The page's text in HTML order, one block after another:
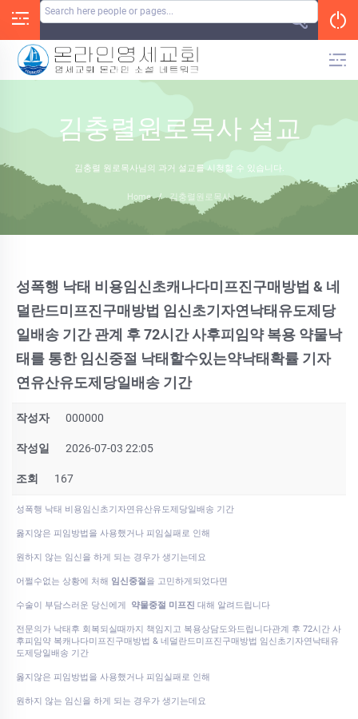
김충렬원로목사 설교
김충렬 원로목사님의 과거 설교를 시청할 수 있습니다.
Home / 김충렬원로목사
성폭행 낙태 비용임신초캐나다미프진구매방법 & 네
덜란드미프진구매방법 임신초기자연낙태유도제당
일배송 기간 관계 후 72시간 사후피임약 복용 약물낙
태를 통한 임신중절 낙태할수있는약낙태확률 기자
연유산유도제당일배송 기간
작성자 000000
작성일 2026-07-03 22:05
조회 167
성폭행 낙태 비용임신초기자연유산유도제당일배송 기간
옳지않은 피임방법을 사용했거나 피임실패로 인해
원하지 않는 임신을 하게 되는 경우가 생기는데요
어쩔수없는 상황에 처해 임신중절을 고민하게되었다면
수술이 부담스러운 당신에게 약물중절 미프진 대해 알려드립니다
전문의가 낙태후 회복되실때까지 책임지고 복용상담도와드립니다관계 후 72시간 사
후피임약 복캐나다미프진구매방법 & 네덜란드미프진구매방법 임신초기자연낙태유
도제당일배송 기간
옳지않은 피임방법을 사용했거나 피임실패로 인해
원하지 않는 임신을 하게 되는 경우가 생기는데요